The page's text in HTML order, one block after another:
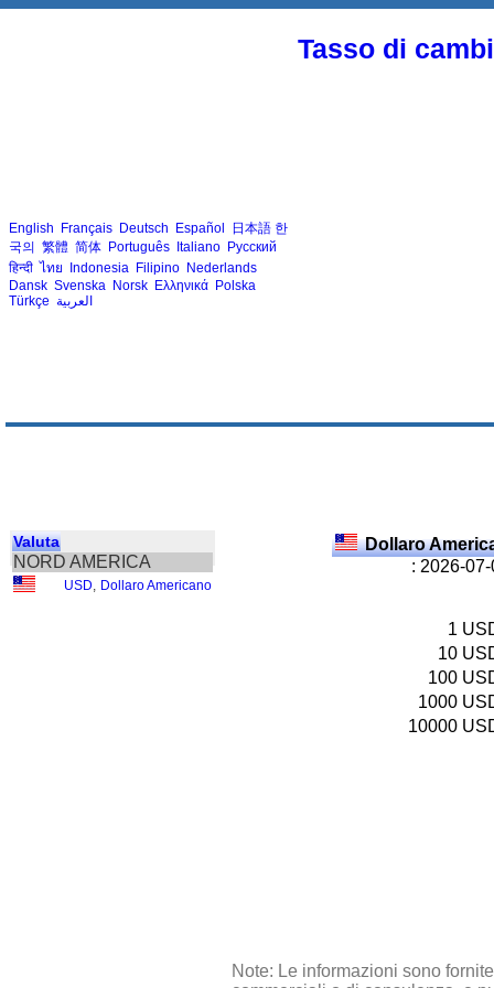
Tasso di
English Français Deutsch Español 日本語 한
국의 繁體 简体 Português Italiano Русский
हिन्दी ไทย Indonesia Filipino Nederlands
Dansk Svenska Norsk Ελληνικά Polska
Türkçe العربية
Valuta
NORD AMERICA
USD Dollaro Americano
Dollaro
: 2026-
1
10
100
1000
10000
Note: Le informazioni sono